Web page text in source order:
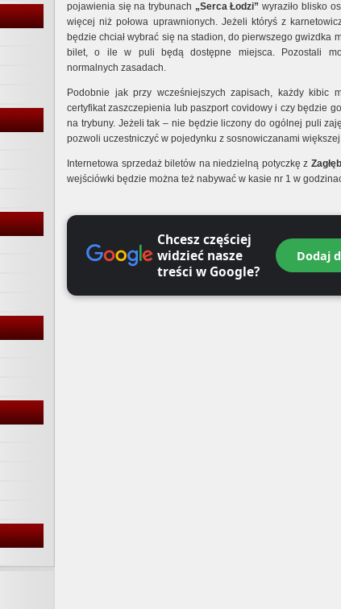
pojawienia się na trybunach „Serca Łodzi” wyraziło blisko
więcej niż połowa uprawnionych. Jeżeli któryś z
będzie chciał wybrać się na stadion, do pierwszego gwizdka
bilet, o ile w puli będą dostępne miejsca. Pozostali
normalnych zasadach.
Podobnie jak przy wcześniejszych zapisach, każdy kibic
certyfikat zaszczepienia lub paszport covidowy i czy będzie
na trybuny. Jeżeli tak – nie będzie liczony do ogólnej puli
pozwoli uczestniczyć w pojedynku z sosnowiczanami
Internetowa sprzedaż biletów na niedzielną potyczkę z
wejściówki będzie można też nabywać w kasie nr 1 w
Chcesz częściej
widzieć nasze
treści w Google?
Dodaj